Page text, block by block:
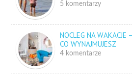
5 komentarzy
NOCLEG NA
CO WYNAJMUJESZ
4 komentarze